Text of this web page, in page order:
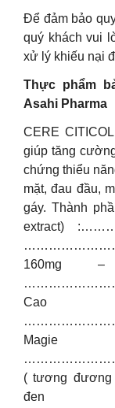
Để đảm bảo
quý khách vui
xử lý khiếu nại
Thực phẩm
Asahi Pharma
CERE
giúp tăng
chứng thiểu
mặt, đau đầu,
gáy. Thành
extract)
160mg
Cao
( tương đương